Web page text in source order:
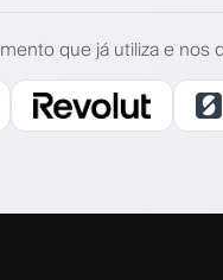
que já utiliza e nos